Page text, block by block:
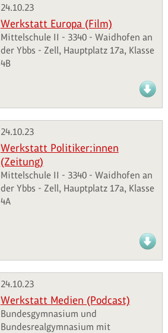
24.10.23
Werkstatt Europa (Film)
Mittelschule II - 3340 - Waidhofen an
der Ybbs - Zell, Hauptplatz 17a, Klasse
4B
24.10.23
Werkstatt Politiker:innen
(Zeitung)
Mittelschule II - 3340 - Waidhofen an
der Ybbs - Zell, Hauptplatz 17a, Klasse
4A
24.10.23
Werkstatt Medien (Podcast)
Bundesgymnasium und
Bundesrealgymnasium mit